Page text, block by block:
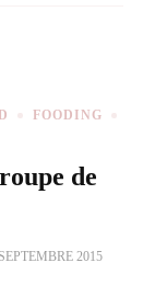
FOODING
de
2015